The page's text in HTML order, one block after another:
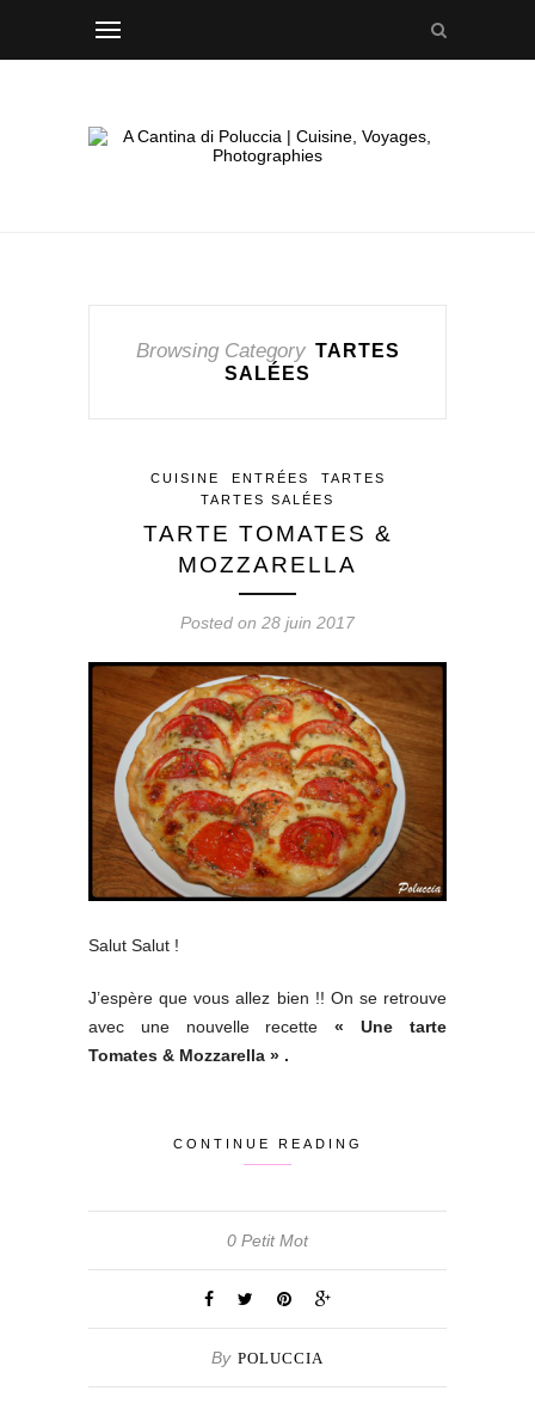
Browsing Category TARTES
SALÉES
CUISINE ENTRÉES
TARTES
TARTES SALÉES
TARTE TOMATES &
MOZZARELLA
Posted on 28 juin 2017
Salut Salut !
J’espère que vous allez bien !! On se retrouve
avec une nouvelle recette« Une tarte
Tomates & Mozzarella » .
CONTINUE READING
0 Petit Mot
By POLUCCIA